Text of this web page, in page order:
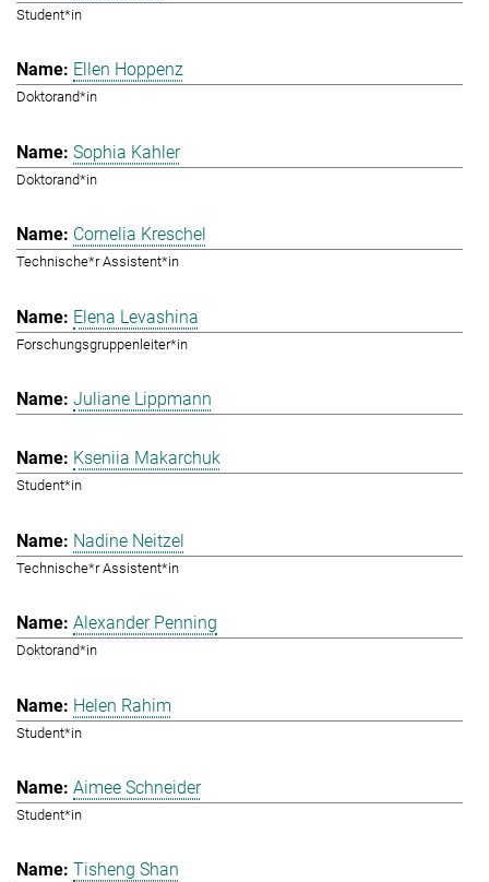
Student*in
Ellen Hoppenz
Doktorand*in
Sophia Kahler
Doktorand*in
Cornelia Kreschel
Technische*r Assistent*in
Elena Levashina
Forschungsgruppenleiter*in
Juliane Lippmann
Kseniia Makarchuk
Student*in
Nadine Neitzel
Technische*r Assistent*in
Alexander Penning
Doktorand*in
Helen Rahim
Student*in
Aimee Schneider
Student*in
Tisheng Shan